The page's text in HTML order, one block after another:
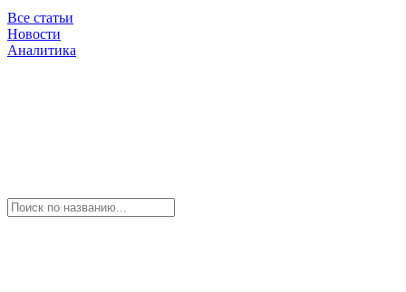
Все статьи
Новости
Аналитика